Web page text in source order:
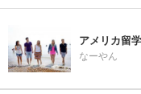
アメリカ留
なーやん